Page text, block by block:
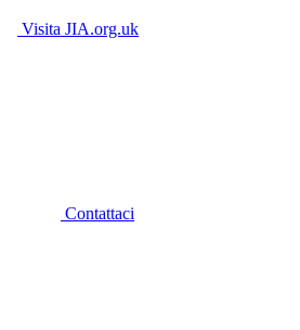
Visita JIA.org.uk
Contattaci